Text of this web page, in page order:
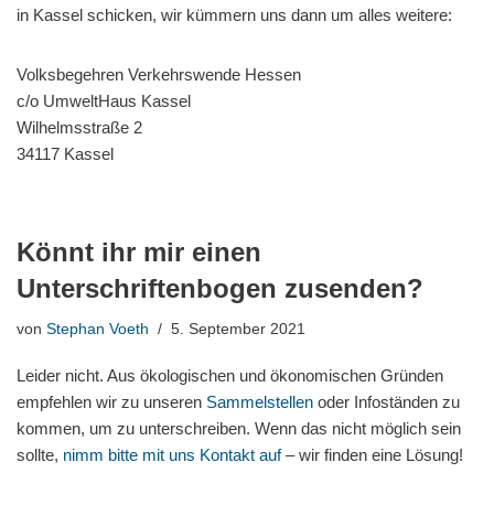
in Kassel schicken, wir kümmern uns dann um alles weitere:
Volksbegehren Verkehrswende Hessen
c/o UmweltHaus Kassel
Wilhelmsstraße 2
34117 Kassel
Könnt ihr mir einen
Unterschriftenbogen zusenden?
von Stephan Voeth 5. September 2021
Leider nicht. Aus ökologischen und ökonomischen Gründen
empfehlen wir zu unseren Sammelstellen oder Infoständen zu
kommen, um zu unterschreiben. Wenn das nicht möglich sein
sollte, nimm bitte mit uns Kontakt auf– wir finden eine Lösung!